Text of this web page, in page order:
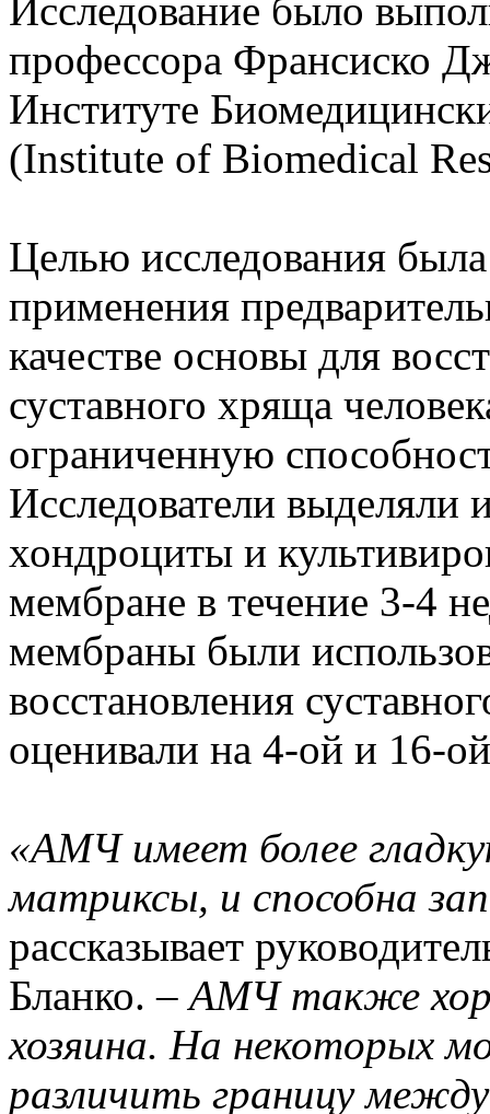
Исследование было
профессора Франсиско
Институте
(Institute of Biomedical
Целью исследования
применения
качестве основы для
суставного хряща
ограниченную
Исследователи выделяли
хондроциты и
мембране в течение 3-4
мембраны были
восстановления
оценивали на 4-ой и 16-
«АМЧ имеет более
матриксы, и способна
рассказывает
Бланко. –АМЧ также
хозяина. На некоторых
различить границу